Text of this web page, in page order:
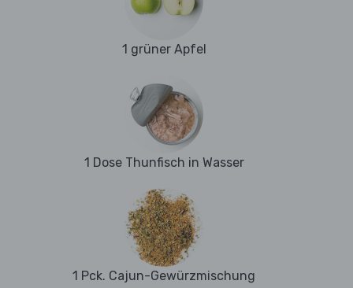
1 grüner Apfel
1 Dose Thunfisch in Wasser
1 Pck. Cajun-Gewürzmischung